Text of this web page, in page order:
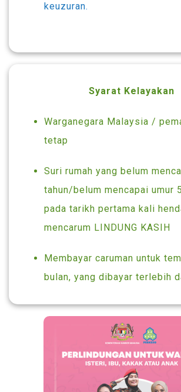
keuzuran.
Syarat Kelayakan
Warganegara Malaysia /
tetap
Suri rumah yang belum
tahun/belum mencapai umur
pada tarikh pertama kali
mencarum LINDUNG KASIH
Membayar caruman untuk
bulan, yang dibayar terlebih